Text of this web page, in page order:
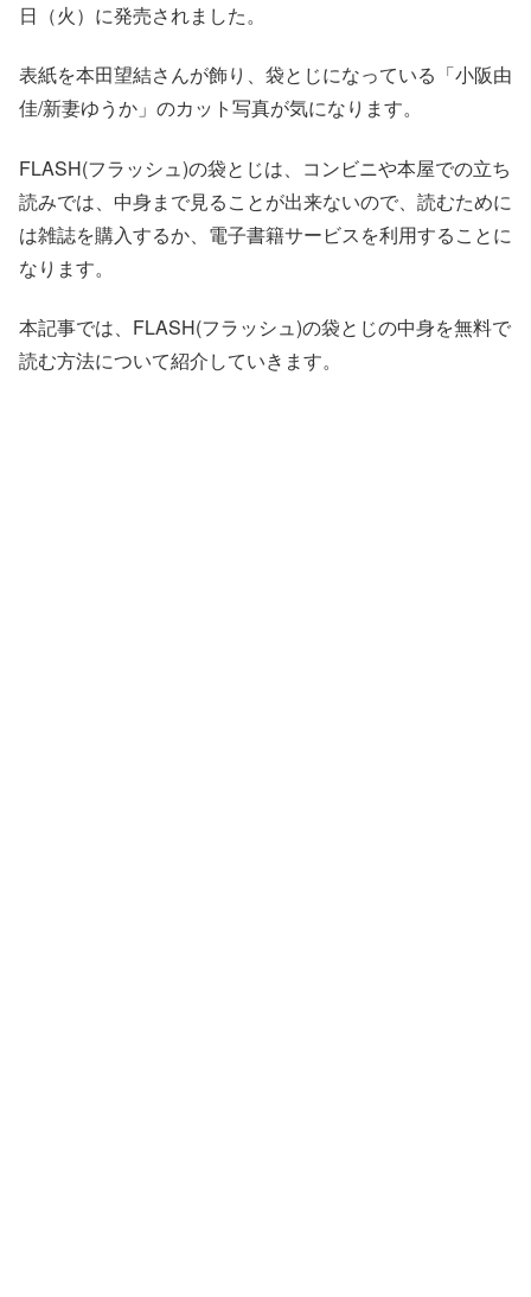
日（火）に発売されました。
表紙を本田望結さんが飾り、袋とじになっている「小阪由
佳/新妻ゆうか」のカット写真が気になります。
FLASH(フラッシュ)の袋とじは、コンビニや本屋での立ち
読みでは、中身まで見ることが出来ないので、読むために
は雑誌を購入するか、電子書籍サービスを利用することに
なります。
本記事では、FLASH(フラッシュ)の袋とじの中身を無料で
読む方法について紹介していきます。